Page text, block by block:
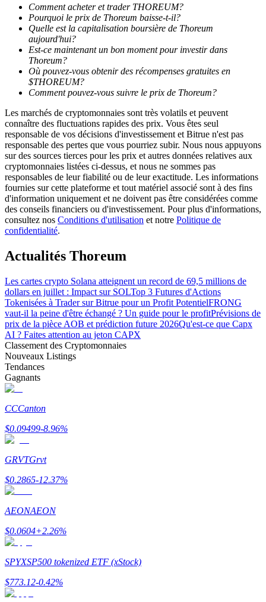
Analyse de mégadonnées, y compris des informations
commerciales, etc.
Guide
Guide de démarrage des contrats à terme
Stratégies de trading
Apprenez à rester rentable
Gagnez quotidiennement des récompenses compétitives
Comment acheter et trader THOREUM?
Pourquoi le prix de Thoreum baisse-t-il?
Quelle est la capitalisation boursière de Thoreum
aujourd'hui?
Est-ce maintenant un bon moment pour investir dans
Thoreum?
Où pouvez-vous obtenir des récompenses gratuites en
$THOREUM?
Comment pouvez-vous suivre le prix de Thoreum?
Les marchés de cryptomonnaies sont très volatils et peuvent
connaître des fluctuations rapides des prix. Vous êtes seul
responsable de vos décisions d'investissement et Bitrue n'est pas
responsable des pertes que vous pourriez subir. Nous nous appuyons
sur des sources tierces pour les prix et autres données relatives aux
cryptomonnaies listées ci-dessus, et nous ne sommes pas
responsables de leur fiabilité ou de leur exactitude. Les informations
fournies sur cette plateforme et tout matériel associé sont à des fins
d'information uniquement et ne doivent pas être considérées comme
des conseils financiers ou d'investissement. Pour plus d'informations,
consultez nos Conditions d'utilisation et notre Politique de
confidentialité.
Actualités Thoreum
Les cartes crypto Solana atteignent un record de 69,5 millions de
dollars en juillet : Impact sur SOLTop 3 Futures d'Actions
Tokenisées à Trader sur Bitrue pour un Profit PotentielFRONG
vaut-il la peine d'être échangé ? Un guide pour le profitPrévisions de
prix de la pièce AOB et prédiction future 2026Qu'est-ce que Capx
AI ? Faites attention au jeton CAPX
Classement des Cryptomonnaies
Nouveaux Listings
Tendances
Gagnants
CCCanton
$0.09499-8.96%
GRVTGrvt
$0.2865-12.37%
AEONAEON
$0.0604+2.26%
SPYXSP500 tokenized ETF (xStock)
$773.12-0.42%